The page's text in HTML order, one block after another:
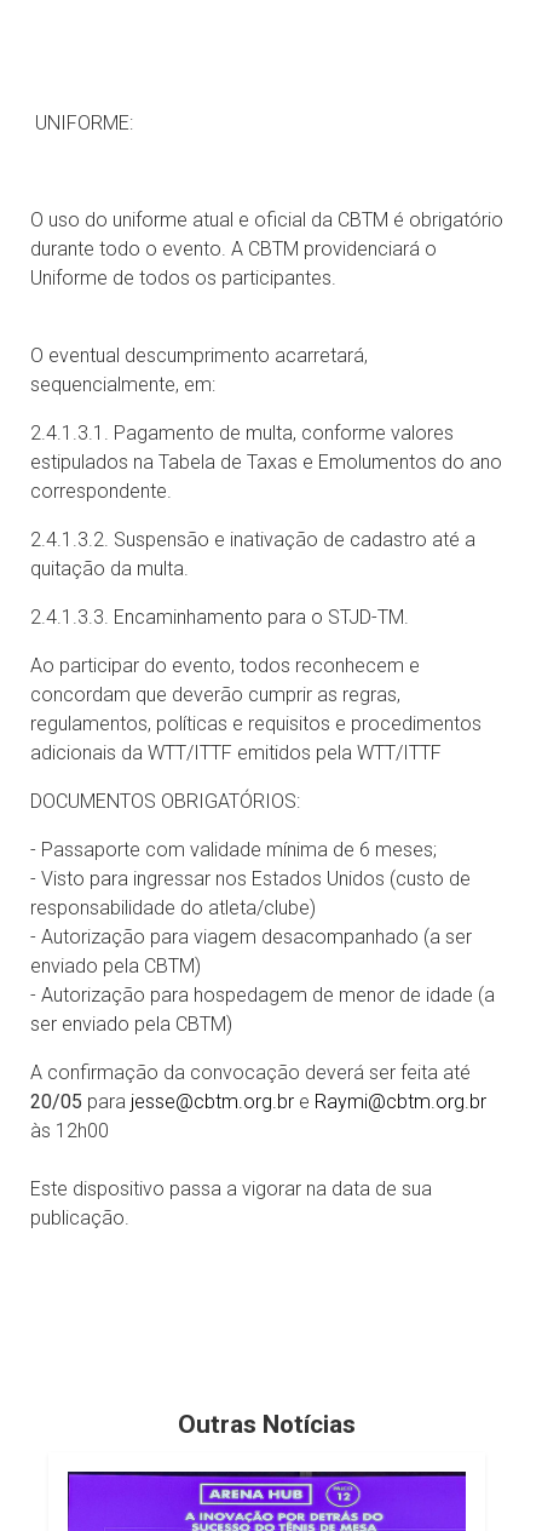
UNIFORME:
O uso do uniforme atual e oficial da CBTM é obrigatório
durante todo o evento. A CBTM providenciará o
Uniforme de todos os participantes.
O eventual descumprimento acarretará,
sequencialmente, em:
2.4.1.3.1. Pagamento de multa, conforme valores
estipulados na Tabela de Taxas e Emolumentos do ano
correspondente.
2.4.1.3.2. Suspensão e inativação de cadastro até a
quitação da multa.
2.4.1.3.3. Encaminhamento para o STJD-TM.
Ao participar do evento, todos reconhecem e
concordam que deverão cumprir as regras,
regulamentos, políticas e requisitos e procedimentos
adicionais da WTT/ITTF emitidos pela WTT/ITTF
DOCUMENTOS OBRIGATÓRIOS:
- Passaporte com validade mínima de 6 meses;
- Visto para ingressar nos Estados Unidos (custo de
responsabilidade do atleta/clube)
- Autorização para viagem desacompanhado (a ser
enviado pela CBTM)
- Autorização para hospedagem de menor de idade (a
ser enviado pela CBTM)
A confirmação da convocação deverá ser feita até
20/05 para jesse@cbtm.org.br e Raymi@cbtm.org.br
às 12h00
Este dispositivo passa a vigorar na data de sua
publicação.
Outras Notícias